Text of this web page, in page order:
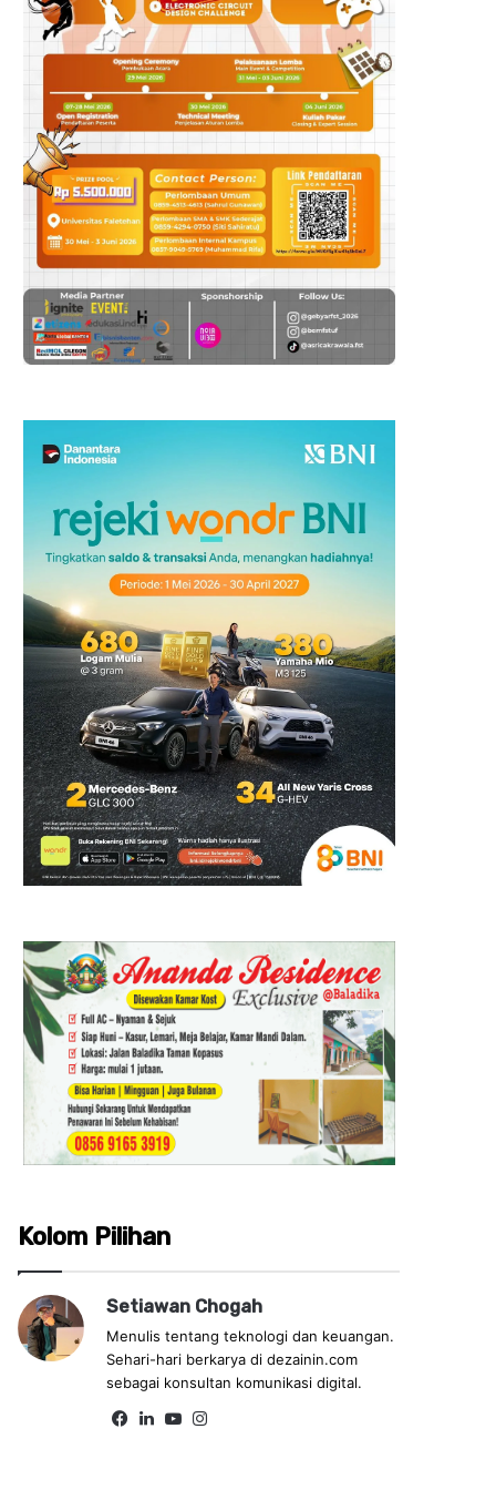
Kolom Pilihan
Setiawan Chogah
Menulis tentang teknologi dan keuangan.
Sehari-hari berkarya di dezainin.com
sebagai konsultan komunikasi digital.
Fa Lin Yo